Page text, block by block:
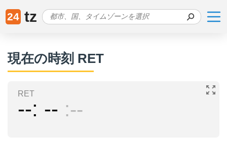
24 tz
現在の時刻 RET
RET
-- -- --